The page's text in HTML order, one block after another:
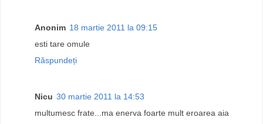
Anonim 18 martie 2011 la 09:15
esti tare omule
Răspundeți
Nicu 30 martie 2011 la 14:53
multumesc frate...ma enerva foarte mult eroarea aia